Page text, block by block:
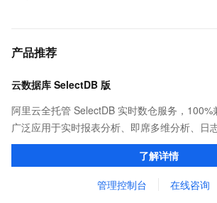
产品推荐
云数据库 SelectDB 版
阿里云全托管 SelectDB 实时数仓服务，100%
广泛应用于实时报表分析、即席多维分析、日
邦与查询加速等场景，为客户提供极致性能、
了解详情
管理控制台 在线咨询